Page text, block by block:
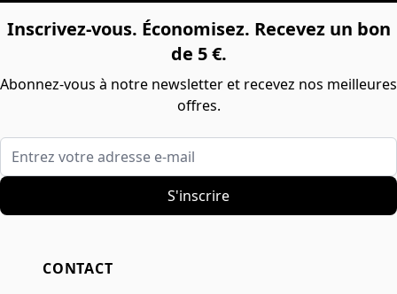
Inscrivez-vous. Économisez. Recevez un bon
de 5 €.
Abonnez-vous à notre newsletter et recevez nos meilleures
offres.
Entrez votre adresse e-mail
S'inscrire
CONTACT